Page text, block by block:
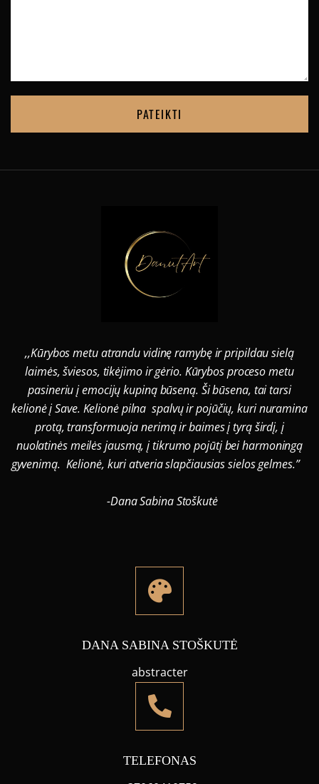
PATEIKTI
,,Kūrybos metu atrandu vidinę ramybę ir pripildau sielą
laimės, šviesos, tikėjimo ir gėrio. Kūrybos proceso metu
pasineriu į emocijų kupiną būseną. Ši būsena, tai tarsi
kelionė į Save. Kelionė pilna spalvų ir pojūčių, kuri nuramina
protą, transformuoja nerimą ir baimes į tyrą širdį, į
nuolatinės meilės jausmą, į tikrumo pojūtį bei harmoningą
gyvenimą. Kelionė, kuri atveria slapčiausias sielos gelmes.”
-Dana Sabina Stoškutė
DANA SABINA STOŠKUTĖ
abstracter
TELEFONAS